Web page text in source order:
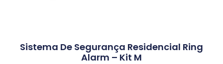
Sistema De Segurança Residencial Ring
Alarm – Kit M